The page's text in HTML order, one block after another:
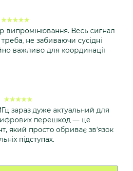
випромінювання. Весь сигнал
не забиваючи сусідні
важливо для координації
зараз дуже актуальний для
перешкод — це
який просто обриває зв’язок
підступах.